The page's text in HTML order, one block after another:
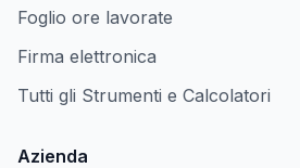
Foglio ore lavorate
Firma elettronica
Tutti gli Strumenti e Calcolatori
Azienda